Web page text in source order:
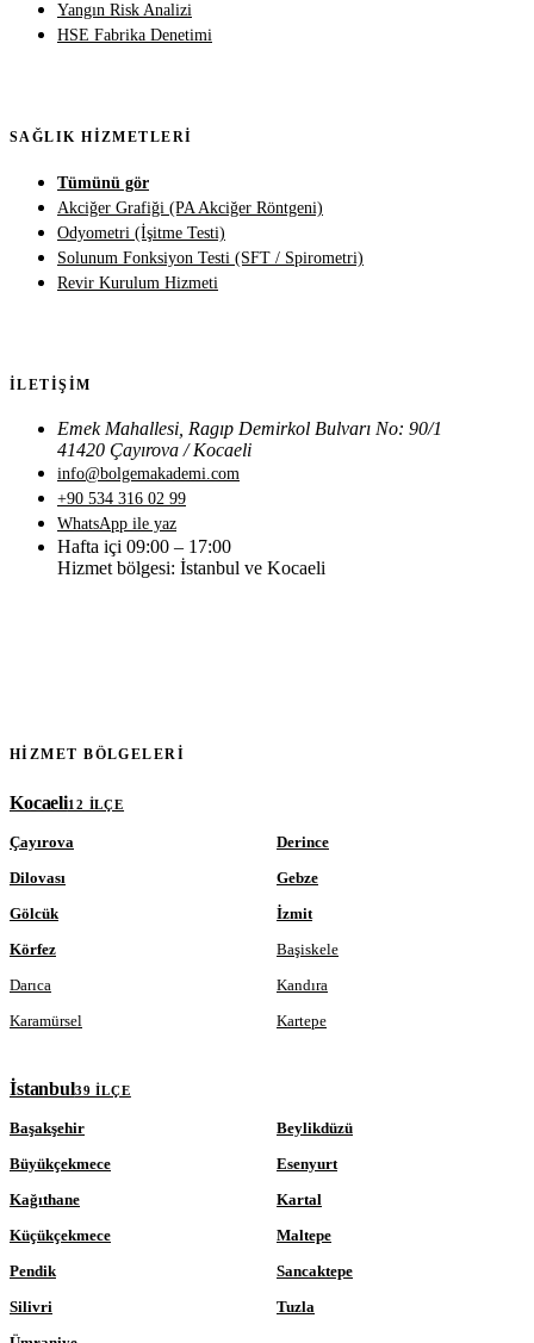
Yangın Risk Analizi
HSE Fabrika Denetimi
SAĞLIK HIZMETLERI
Tümünü gör
Akciğer Grafiği (PA Akciğer Röntgeni)
Odyometri (İşitme Testi)
Solunum Fonksiyon Testi (SFT / Spirometri)
Revir Kurulum Hizmeti
İLETIŞIM
Emek Mahallesi, Ragıp Demirkol Bulvarı No: 90/1
41420 Çayırova / Kocaeli
info@bolgemakademi.com
+90 534 316 02 99
WhatsApp ile yaz
Hafta içi 09:00 – 17:00
Hizmet bölgesi: İstanbul ve Kocaeli
HIZMET BÖLGELERI
Kocaeli12 ILÇE
Çayırova
Derince
Dilovası
Gebze
Gölcük
İzmit
Körfez
Başiskele
Darıca
Kandıra
Karamürsel
Kartepe
İstanbul39 ILÇE
Başakşehir
Beylikdüzü
Büyükçekmece
Esenyurt
Kağıthane
Kartal
Küçükçekmece
Maltepe
Pendik
Sancaktepe
Silivri
Tuzla